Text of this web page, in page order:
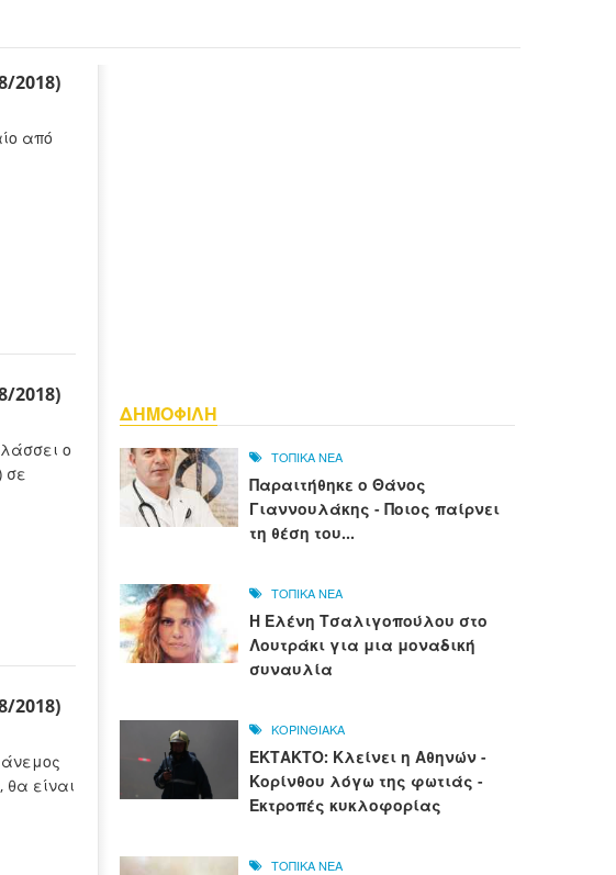
2018)
από
2018)
ο
σε
2018)
θα είναι
ΔΗΜΟΦΙΛΗ
ΤΟΠΙΚΑ ΝΕΑ
Παραιτήθηκε ο Θάνος
Γιαννουλάκης - Ποιος παίρνει
τη θέση του...
ΤΟΠΙΚΑ ΝΕΑ
Η Ελένη Τσαλιγοπούλου στο
Λουτράκι για μια μοναδική
συναυλία
ΚΟΡΙΝΘΙΑΚΑ
ΕΚΤΑΚΤΟ: Κλείνει η Αθηνών -
Κορίνθου λόγω της φωτιάς -
Εκτροπές κυκλοφορίας
ΤΟΠΙΚΑ ΝΕΑ